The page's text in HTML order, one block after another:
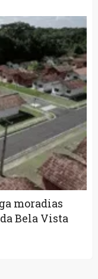
moradias
Bela Vista